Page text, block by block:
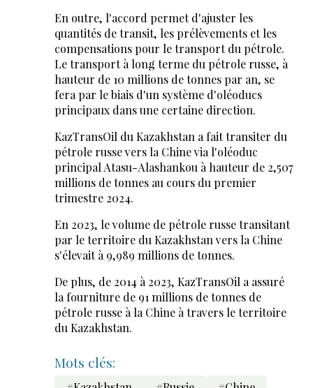
En outre, l'accord permet d'ajuster les
quantités de transit, les prélèvements et les
compensations pour le transport du pétrole.
Le transport à long terme du pétrole russe, à
hauteur de 10 millions de tonnes par an, se
fera par le biais d'un système d'oléoducs
principaux dans une certaine direction.
KazTransOil du Kazakhstan a fait transiter du
pétrole russe vers la Chine via l'oléoduc
principal Atasu-Alashankou à hauteur de 2,507
millions de tonnes au cours du premier
trimestre 2024.
En 2023, le volume de pétrole russe transitant
par le territoire du Kazakhstan vers la Chine
s'élevait à 9,989 millions de tonnes.
De plus, de 2014 à 2023, KazTransOil a assuré
la fourniture de 91 millions de tonnes de
pétrole russe à la Chine à travers le territoire
du Kazakhstan.
Mots clés: